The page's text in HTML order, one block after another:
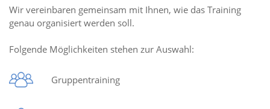
Wir vereinbaren gemeinsam mit Ihnen, wie das Training
genau organisiert werden soll.
Folgende Möglichkeiten stehen zur Auswahl:
Gruppentraining